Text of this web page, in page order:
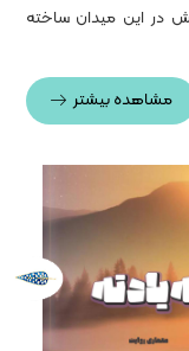
در این میدان ساخته
مشاهده بیشتر